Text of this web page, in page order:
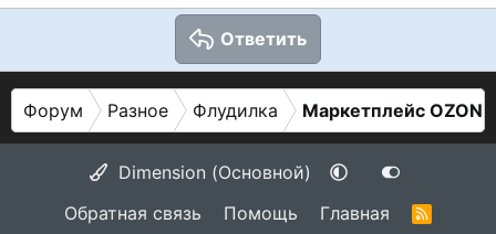
Ответить
Форум Разное Флудилка Маркетплейс OZON
Dimension (Основной)
Обратная связь
Помощь Главная